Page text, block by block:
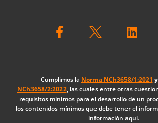
a
o
o
k
i
d
i
n
Cumplimos la Norma NCh3658/1:2021
NCh3658/2:2022, las cuales entre otras
requisitos mínimos para el desarrollo de un
los contenidos mínimos que debe tener el
información aquí.